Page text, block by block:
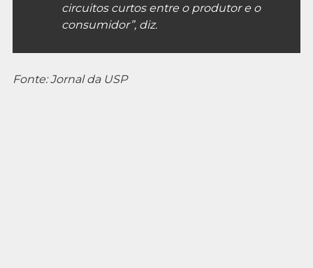
circuitos curtos entre o produtor e o
consumidor”, diz.
Fonte: Jornal da USP